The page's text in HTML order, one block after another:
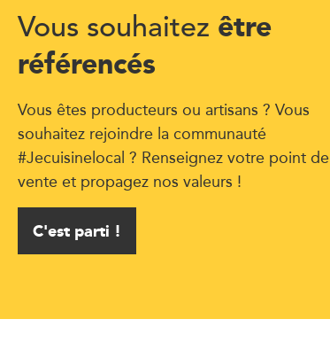
Vous souhaitez être
référencés
Vous êtes producteurs ou artisans ? Vous
souhaitez rejoindre la communauté
#Jecuisinelocal ? Renseignez votre point de
vente et propagez nos valeurs !
C'est parti !